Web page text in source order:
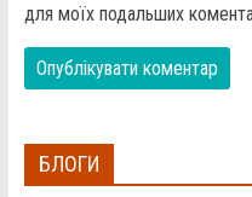
для моїх подальших
БЛОГИ